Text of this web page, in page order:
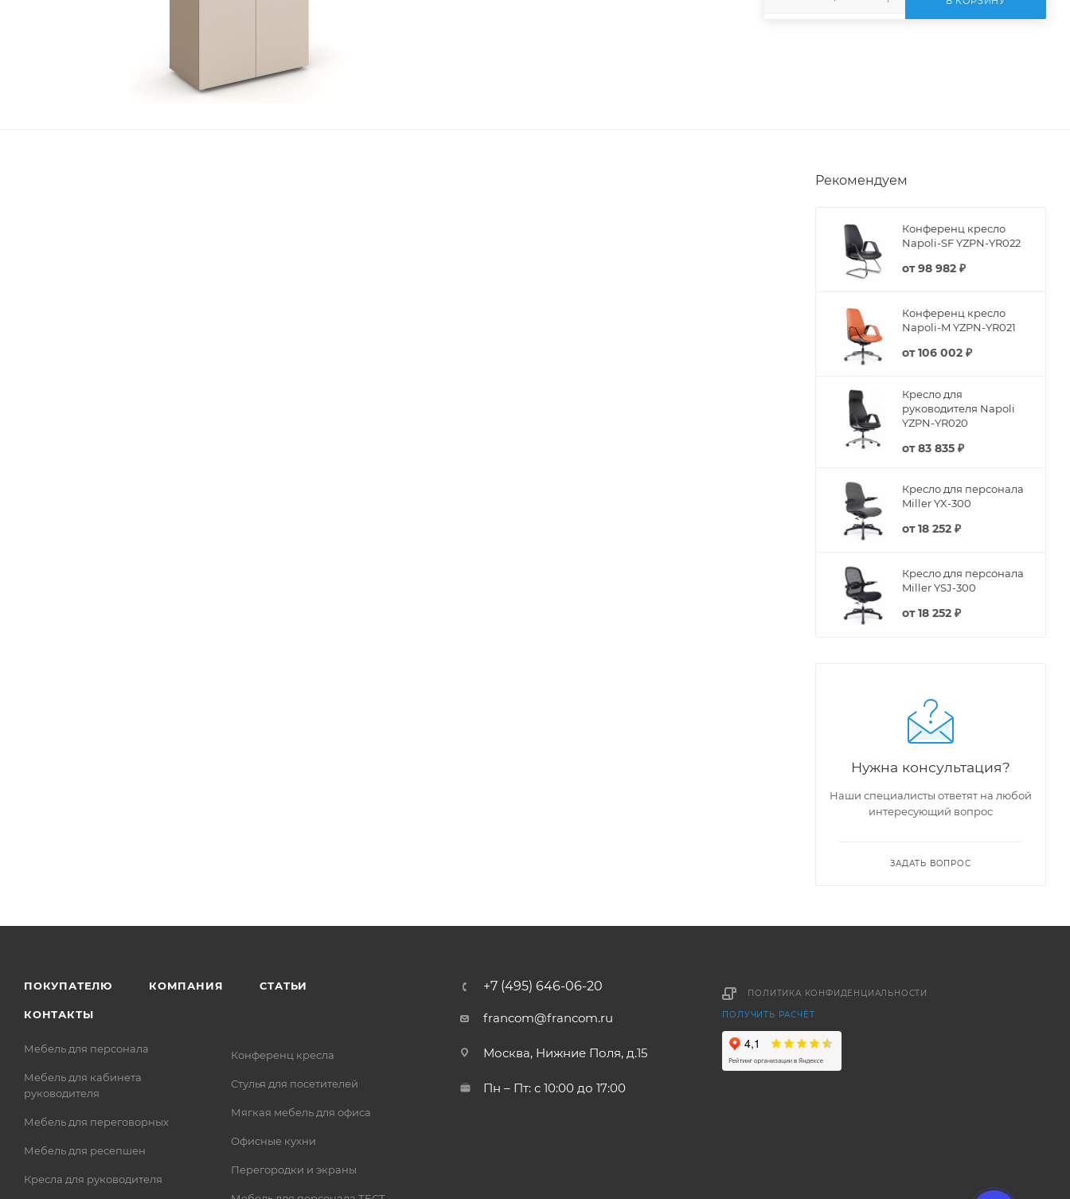
Рекомендуем
Конференц кресло
Napoli-SF YZPN-YR022
от98 982 ₽
Конференц кресло
Napoli-M YZPN-YR021
от106 002 ₽
Кресло для
руководителя Napoli
YZPN-YR020
от83 835 ₽
Кресло для персонала
Miller YX-300
от18 252 ₽
Кресло для персонала
Miller YSJ-300
от18 252 ₽
Нужна консультация?
Наши специалисты ответят на любой
интересующий вопрос
ЗАДАТЬ ВОПРОС
ПОКУПАТЕЛЮ КОМПАНИЯ СТАТЬИ
КОНТАКТЫ
Мебель для персонала
Мебель для кабинета
руководителя
Мебель для переговорных
Мебель для ресепшен
Кресла для руководителя
Конференц кресла
Стулья для посетителей
Мягкая мебель для офиса
Офисные кухни
Перегородки и экраны
+7 (495) 646-06-20
francom@francom.ru
Москва, Нижние Поля, д.15
Пн – Пт: с 10:00 до 17:00
ПОЛИТИКА КОНФИДЕНЦИАЛЬНОСТИ
ПОЛУЧИТЬ РАСЧЁТ